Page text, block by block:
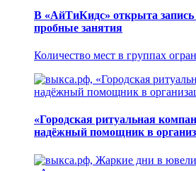
В «АйТиКидс» открыта запись
пробные занятия
Количество мест в группах
«Городская ритуальная
надёжный помощник в